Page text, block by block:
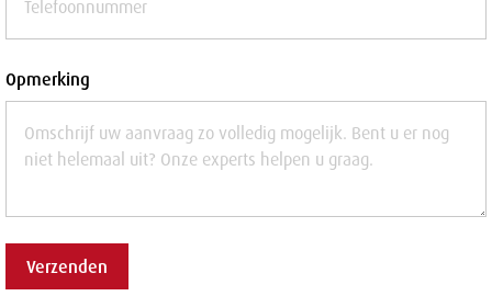
Opmerking
Verzenden